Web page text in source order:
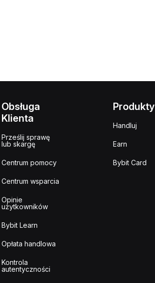
Obsługa
Klienta
Prześlij sprawę
lub skargę
Centrum pomocy
Centrum wsparcia
Opinie
użytkowników
Bybit Learn
Opłata handlowa
Kontrola
autentyczności
Produkty
Handluj
Earn
Bybit Card